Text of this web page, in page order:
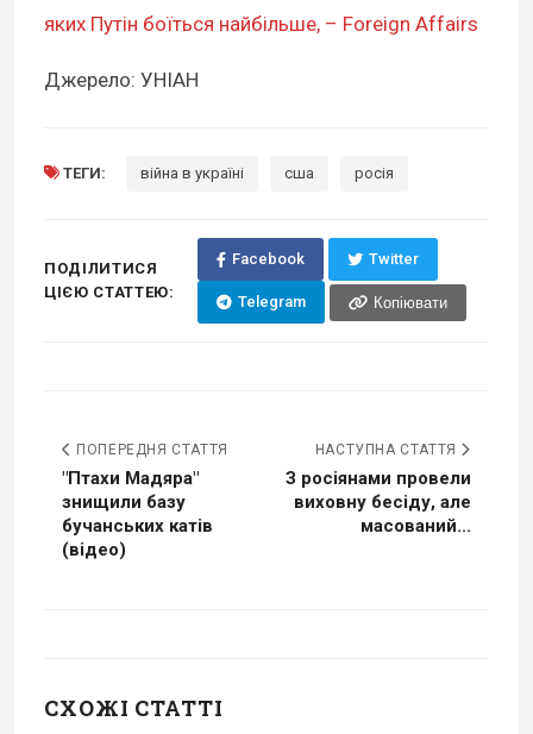
яких Путін боїться найбільше, – Foreign Affairs
Джерело: УНІАН
ТЕГИ: війна в україні сша росія
ПОДІЛИТИСЯ
ЦІЄЮ СТАТТЕЮ:
Facebook Twitter
Telegram Копіювати
ПОПЕРЕДНЯ СТАТТЯ
"Птахи Мадяра"
знищили базу
бучанських катів
(відео)
НАСТУПНА СТАТТЯ
З росіянами провели
виховну бесіду, але
масований...
СХОЖІ СТАТТІ